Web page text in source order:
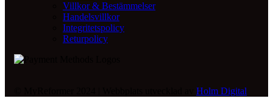
Villkor & Bestämmelser
Handelsvillkor
Integritetspolicy
Returpolicy
Holm Digital